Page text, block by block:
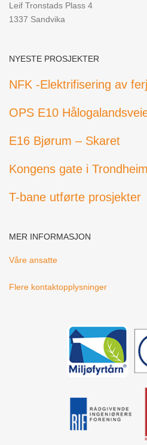
Leif Tronstads Plass 4
1337 Sandvika
NYESTE PROSJEKTER
NFK -Elektrifisering av
OPS E10
E16 Bjørum – Skaret
Kongens gate i Trondheim
T-bane utførte prosjekter
MER INFORMASJON
Våre ansatte
Flere kontaktopplysninger